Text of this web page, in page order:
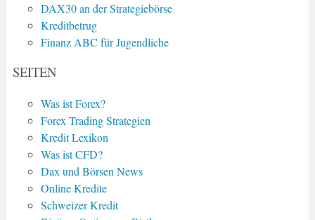
DAX30 an der Strategiebörse
Kreditbetrug
Finanz ABC für Jugendliche
SEITEN
Was ist Forex?
Forex Trading Strategien
Kredit Lexikon
Was ist CFD?
Dax und Börsen News
Online Kredite
Schweizer Kredit